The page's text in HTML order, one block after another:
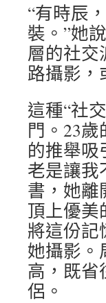
“有時辰
裝。”她
層的社交
路攝影，
這種“社
門。23
的推舉吸
老是讓我
書，她離
頂上優美
將這份記
她攝影。
高，既省
侶。